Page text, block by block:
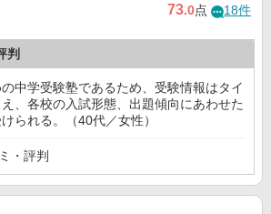
73.0点 18件
判
中学受験塾であるため、受験情報はタイ
、各校の入試形態、出題傾向にあわせた
られる。（40代／女性）
・評判